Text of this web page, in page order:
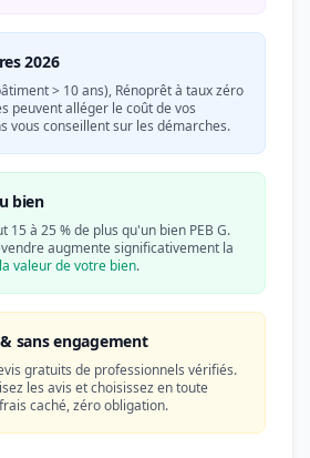
2026
> 10 ans), Rénoprêt à taux zéro
peuvent alléger le coût de vos
vous conseillent sur les démarches.
bien
15 à 25 % de plus qu'un bien PEB G.
augmente significativement la
valeur de votre bien.
sans engagement
gratuits de professionnels vérifiés.
les avis et choisissez en toute
caché, zéro obligation.